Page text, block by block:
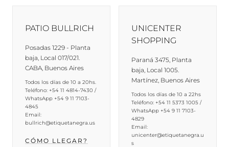
PATIO BULLRICH
Posadas 1229 - Planta
baja, Local 017/021.
CABA, Buenos Aires
Todos los días de 10 a 20hs.
Teléfono: +54 11 4814-7430 /
WhatsApp +54 9 11 7103-
4845
Email:
bullrich@etiquetanegra.us
CÓMO LLEGAR?
UNICENTER
SHOPPING
Paraná 3475, Planta
baja, Local 1005.
Martínez, Buenos Aires
Todos los días de 10 a 22hs
Teléfono: +54 11 5373 1005 /
WhatsApp +54 9 11 7103-
4829
Email:
unicenter@etiquetanegra.u
s